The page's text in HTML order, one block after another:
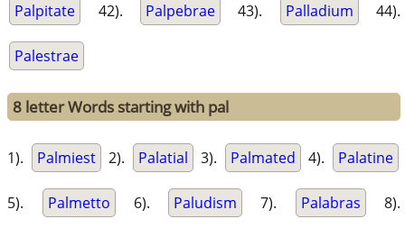
Palpitate 42). Palpebrae 43). Palladium 44).
Palestrae
8 letter Words starting with pal
1). Palmiest 2). Palatial 3). Palmated 4). Palatine
5). Palmetto 6). Paludism 7). Palabras 8).